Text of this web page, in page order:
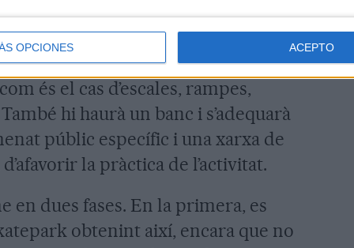
OPCIONES ACEPTO
distant per respectar la
d’usos i usuaris tan diversos.
diferents tipus de mobiliari i
és el cas d’escales, rampes,
hi haurà un banc i s’adequarà
públic específic i una xarxa de
la pràctica de l’activitat.
en dues fases. En la primera, es
obtenint així, encara que no